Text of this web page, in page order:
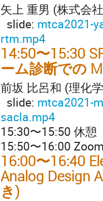
矢上 重男 (株式会
slide: mtca2021-
rtm.mp4
14:50〜15:30
ーム診断での
前坂 比呂和 (理化
slide: mtca2021-
sacla.mp4
15:30〜15:50 休憩
15:50〜16:00
16:00〜16:40
Analog Design
き)